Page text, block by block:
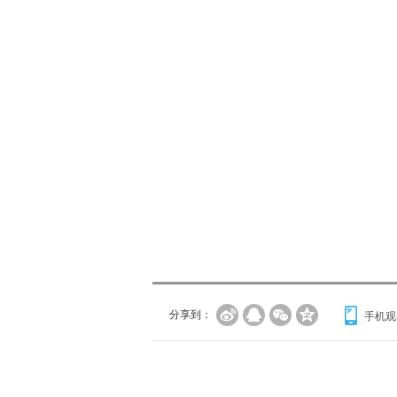
分享到： 手机